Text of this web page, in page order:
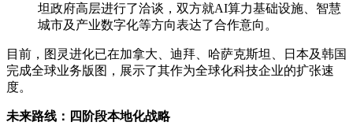
坦政府高层进行了洽谈，双方就AI算力基础设施、智慧
城市及产业数字化等方向表达了合作意向。
目前，图灵进化已在加拿大、迪拜、哈萨克斯坦、日本及韩国
完成全球业务版图，展示了其作为全球化科技企业的扩张速
度。
未来路线：四阶段本地化战略